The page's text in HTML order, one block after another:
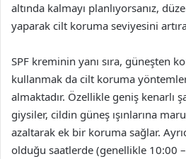
altında kalmayı planlıyorsanız,
yaparak cilt koruma seviyesini
SPF kreminin yanı sıra, güneşten
kullanmak da cilt koruma
almaktadır. Özellikle geniş kenarlı
giysiler, cildin güneş ışınlarına
azaltarak ek bir koruma sağlar.
olduğu saatlerde (genellikle 10:00 –